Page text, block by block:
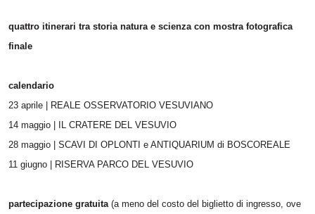
quattro itinerari tra storia natura e scienza con mostra fotografica
finale
calendario
23 aprile | REALE OSSERVATORIO VESUVIANO
14 maggio | IL CRATERE DEL VESUVIO
28 maggio | SCAVI DI OPLONTI e ANTIQUARIUM di BOSCOREALE
11 giugno | RISERVA PARCO DEL VESUVIO
partecipazione gratuita (a meno del costo del biglietto di ingresso, ove